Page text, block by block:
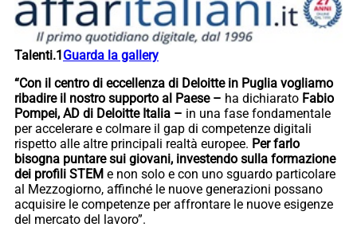
Talenti.1Guarda la gallery
“Con il centro di eccellenza di Deloitte in Puglia vogliamo
ribadire il nostro supporto al Paese – ha dichiarato Fabio
Pompei, AD di Deloitte Italia – in una fase fondamentale
per accelerare e colmare il gap di competenze digitali
rispetto alle altre principali realtà europee. Per farlo
bisogna puntare sui giovani, investendo sulla formazione
dei profili STEM e non solo e con uno sguardo particolare
al Mezzogiorno, affinché le nuove generazioni possano
acquisire le competenze per affrontare le nuove esigenze
del mercato del lavoro”.